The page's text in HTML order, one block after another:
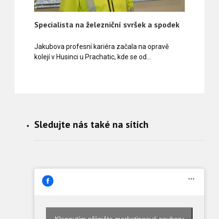
Specialista na železniční svršek a spodek
Jakubova profesní kariéra začala na opravě
kolejí v Husinci u Prachatic, kde se od…
Sledujte nás také na sítích